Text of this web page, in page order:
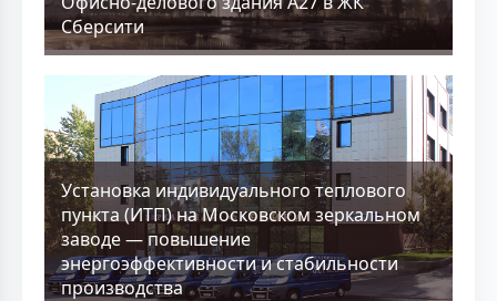
Сберсити
Установка индивидуального теплового
пункта (ИТП) на Московском зеркальном
заводе — повышение
энергоэффективности и стабильности
производства